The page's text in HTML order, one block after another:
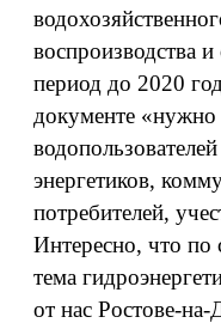
воспроизводства
период до 2020
документе «нужно
энергетиков,
потребителей,
Интересно, что по
тема
от нас Ростове-